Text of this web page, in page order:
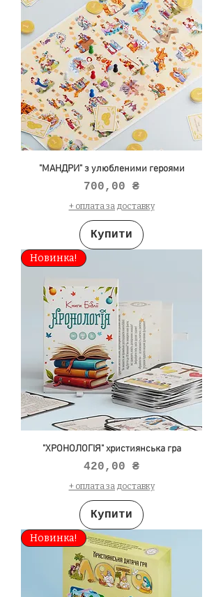
"МАНДРИ" з улюбленими героями
Ціна
700,00 ₴
+ оплата за доставку
Купити
Новинка!
"ХРОНОЛОГІЯ" християнська гра
Ціна
420,00 ₴
+ оплата за доставку
Купити
Новинка!